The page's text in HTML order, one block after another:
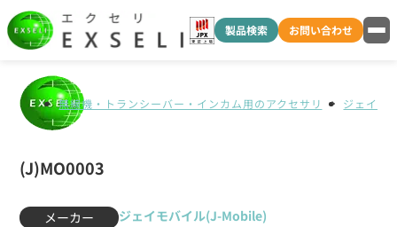
製品検索 お問い合わせ
無線機・トランシーバー・インカム用のアクセサリ ジェイモ
(J)MO0003
メーカー
ジェイモバイル(J-Mobile)